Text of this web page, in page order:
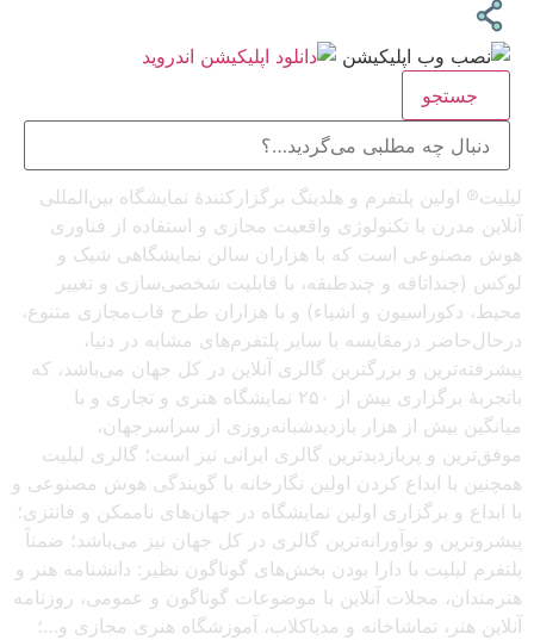
جستجو
لیلیت® اولین پلتفرم و هلدینگ برگزارکنندهٔ نمایشگاه بین‌المللی
آنلاین مدرن با تکنولوژی واقعیت مجازی و استفاده از فناوری
هوش مصنوعی است که با هزاران سالن نمایشگاهی شیک و
لوکس (چنداتاقه و چندطبقه، با قابلیت شخصی‌سازی و تغییر
محیط، دکوراسیون و اشیاء) و با هزاران طرح قاب‌مجازی متنوع،
درحال‌حاضر درمقایسه با سایر پلتفرم‌های مشابه در دنیا،
پیشرفته‌ترین و بزرگترین گالری آنلاین در کل جهان می‌باشد، که
باتجربهٔ برگزاری بیش از ۲۵۰ نمایشگاه هنری و تجاری و با
میانگین بیش از هزار بازدیدشبانه‌روزی از سراسرجهان،
موفق‌ترین و پربازدیدترین گالری ایرانی نیز است؛ گالری لیلیت
همچنین با ابداع کردن اولین نگارخانه با گویندگی هوش مصنوعی و
با ابداع و برگزاری اولین نمایشگاه در جهان‌های ناممکن و فانتزی؛
پیشروترین و نوآورانه‌ترین گالری در کل جهان نیز می‌باشد؛ ضمناً
پلتفرم لیلیت با دارا بودن بخش‌های گوناگون نظیر: دانشنامه هنر و
هنرمندان، مجلات آنلاین با موضوعات گوناگون و عمومی، روزنامه
آنلاین هنر، تماشاخانه و مدیاکلاب، آموزشگاه هنری مجازی و…؛